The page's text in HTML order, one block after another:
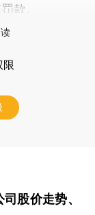
款。
限
股价走势、